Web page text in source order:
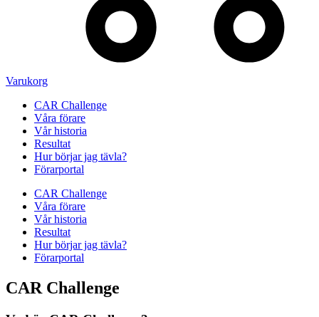
Varukorg
CAR Challenge
Våra förare
Vår historia
Resultat
Hur börjar jag tävla?
Förarportal
CAR Challenge
Våra förare
Vår historia
Resultat
Hur börjar jag tävla?
Förarportal
CAR Challenge